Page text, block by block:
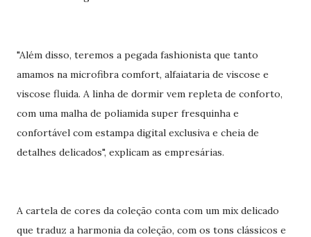
"Além disso, teremos a pegada fashionista que tanto
amamos na microfibra comfort, alfaiataria de viscose e
viscose fluida. A linha de dormir vem repleta de conforto,
com uma malha de poliamida super fresquinha e
confortável com estampa digital exclusiva e cheia de
detalhes delicados", explicam as empresárias.
A cartela de cores da coleção conta com um mix delicado
que traduz a harmonia da coleção, com os tons clássicos e